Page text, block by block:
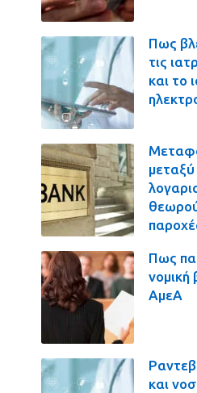
Πως
τις
και το
Πως
νομική
ΑμεΑ
και